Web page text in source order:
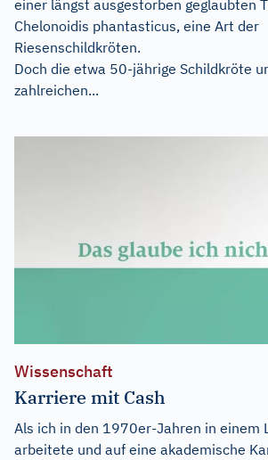
einer längst ausgestorben geglaubten
Chelonoidis phantasticus, eine Art der
Riesenschildkröten.
Doch die etwa 50-jährige Schildkröte
zahlreichen...
Wissenschaft
Karriere mit Cash
Als ich in den 1970er-Jahren in einem
arbeitete und auf eine akademische